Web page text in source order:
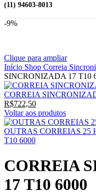
(11) 94603-8013
-9%
Clique para ampliar
Início Shop Correia
SINCRONIZADA 17 T10
CORREIA
R$722,50O
preço
atual
é:
Voltar aos produtos
OUTRAS CORREIAS 25
T10 6000
CORREIA
17 T10 6000